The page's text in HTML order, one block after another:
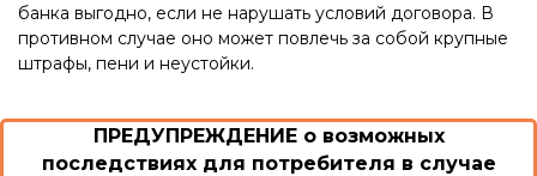
банка выгодно, если не нарушать условий договора. В
противном случае оно может повлечь за собой крупные
штрафы, пени и неустойки.
ПРЕДУПРЕЖДЕНИЕ о возможных
последствиях для потребителя в случае